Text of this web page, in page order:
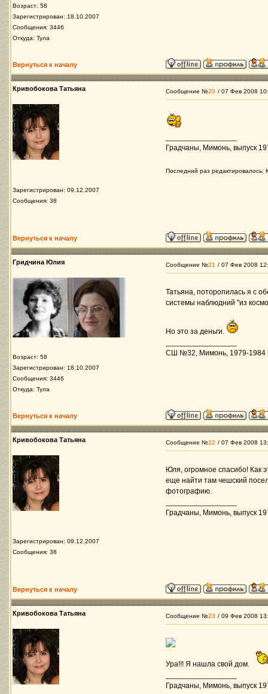
Возраст: 58
Зарегистрирован: 18.10.2007
Сообщения: 3446
Откуда: Тула
Вернуться к началу
Кривобокова Татьяна
Зарегистрирован: 09.12.2007
Сообщения: 38
Сообщение №20 / 07 Фев 2008
Градчаны, Мимонь, выпуск
Последний раз редактировалось:
Вернуться к началу
Гридчина Юлия
Возраст: 58
Зарегистрирован: 18.10.2007
Сообщения: 3446
Откуда: Тула
Сообщение №21 / 07 Фев 2008
Татьяна, поторопилась я с
системы наблюдний "из
Но это за деньги.
СШ №32, Мимонь, 1979-1984
Вернуться к началу
Кривобокова Татьяна
Зарегистрирован: 09.12.2007
Сообщения: 38
Сообщение №22 / 07 Фев 2008
Юля, огромное спасибо! Как
еще найти там чешский
фотографию.
Градчаны, Мимонь, выпуск
Вернуться к началу
Кривобокова Татьяна Сообщение №23 / 09 Фев 2008
Ура!!! Я нашла свой дом.
Градчаны, Мимонь, выпуск